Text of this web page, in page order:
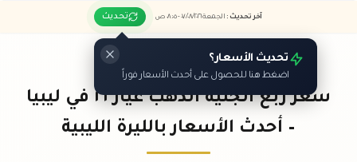
آخر تحديث : الجمعة ٠٧ /٠٨/٢٠٢٦ - ٠٨:٠٥ ص تحديث
تحديث الأسعار؟
اضغط هنا للحصول على أحدث الأسعار فوراً
سعر ربع الجنيه الذهب عيار ٢١ في ليبيا
– أحدث الأسعار بالليرة الليبية